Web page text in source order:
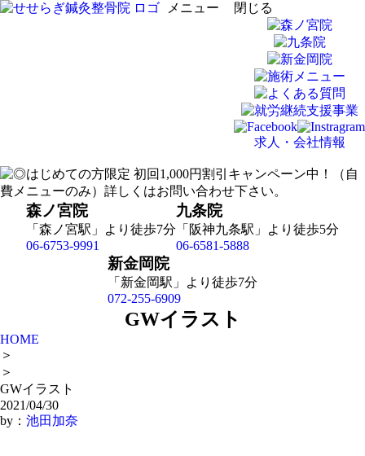
メニュー 閉じる
求人・会社情報
森ノ宮院
「森ノ宮駅」より徒歩7分
06-6753-9991
九条院
「阪神九条駅」より徒歩5分
06-6581-5888
新金岡院
「新金岡駅」より徒歩7分
072-255-6909
GWイラスト
HOME
＞
＞
GWイラスト
2021/04/30
by： 池田加奈